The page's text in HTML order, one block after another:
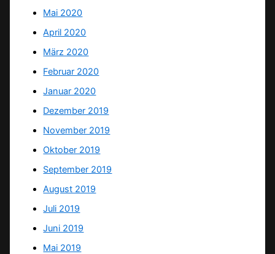
Mai 2020
April 2020
März 2020
Februar 2020
Januar 2020
Dezember 2019
November 2019
Oktober 2019
September 2019
August 2019
Juli 2019
Juni 2019
Mai 2019